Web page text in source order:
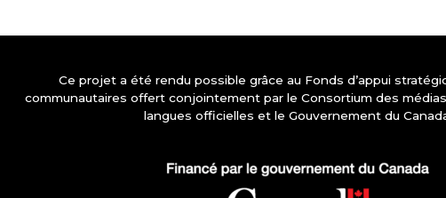
Ce projet a été rendu possible grâce au Fonds d’appui
communautaires offert conjointement par le Consortium des
langues officielles et le Gouvernement du